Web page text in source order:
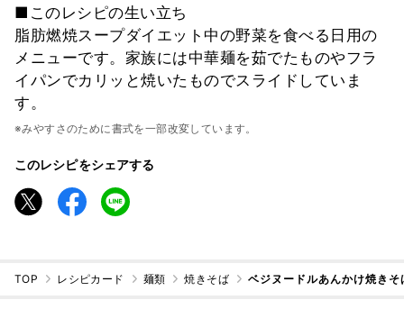
■このレシピの生い立ち
脂肪燃焼スープダイエット中の野菜を食べる日用の
メニューです。家族には中華麺を茹でたものやフラ
イパンでカリッと焼いたものでスライドしていま
す。
※みやすさのために書式を一部改変しています。
このレシピをシェアする
TOP レシピカード 麺類 焼きそば ベジヌードルあんかけ焼きそ